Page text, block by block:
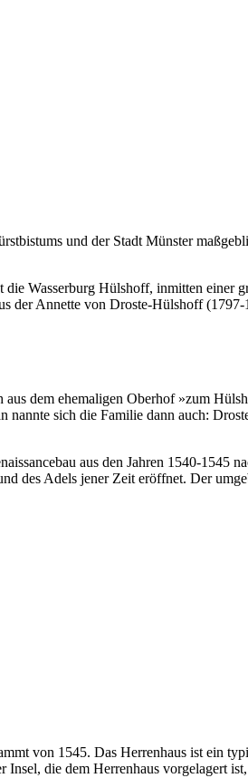
und der Stadt Münster
Wasserburg Hülshoff, inmitten
der Annette von Droste-Hülshoff
dem ehemaligen Oberhof »zum
sich die Familie dann auch:
aus den Jahren 1540-
des Adels jener Zeit eröffnet. Der
von 1545. Das Herrenhaus ist ein
Insel, die dem Herrenhaus vorgelagert